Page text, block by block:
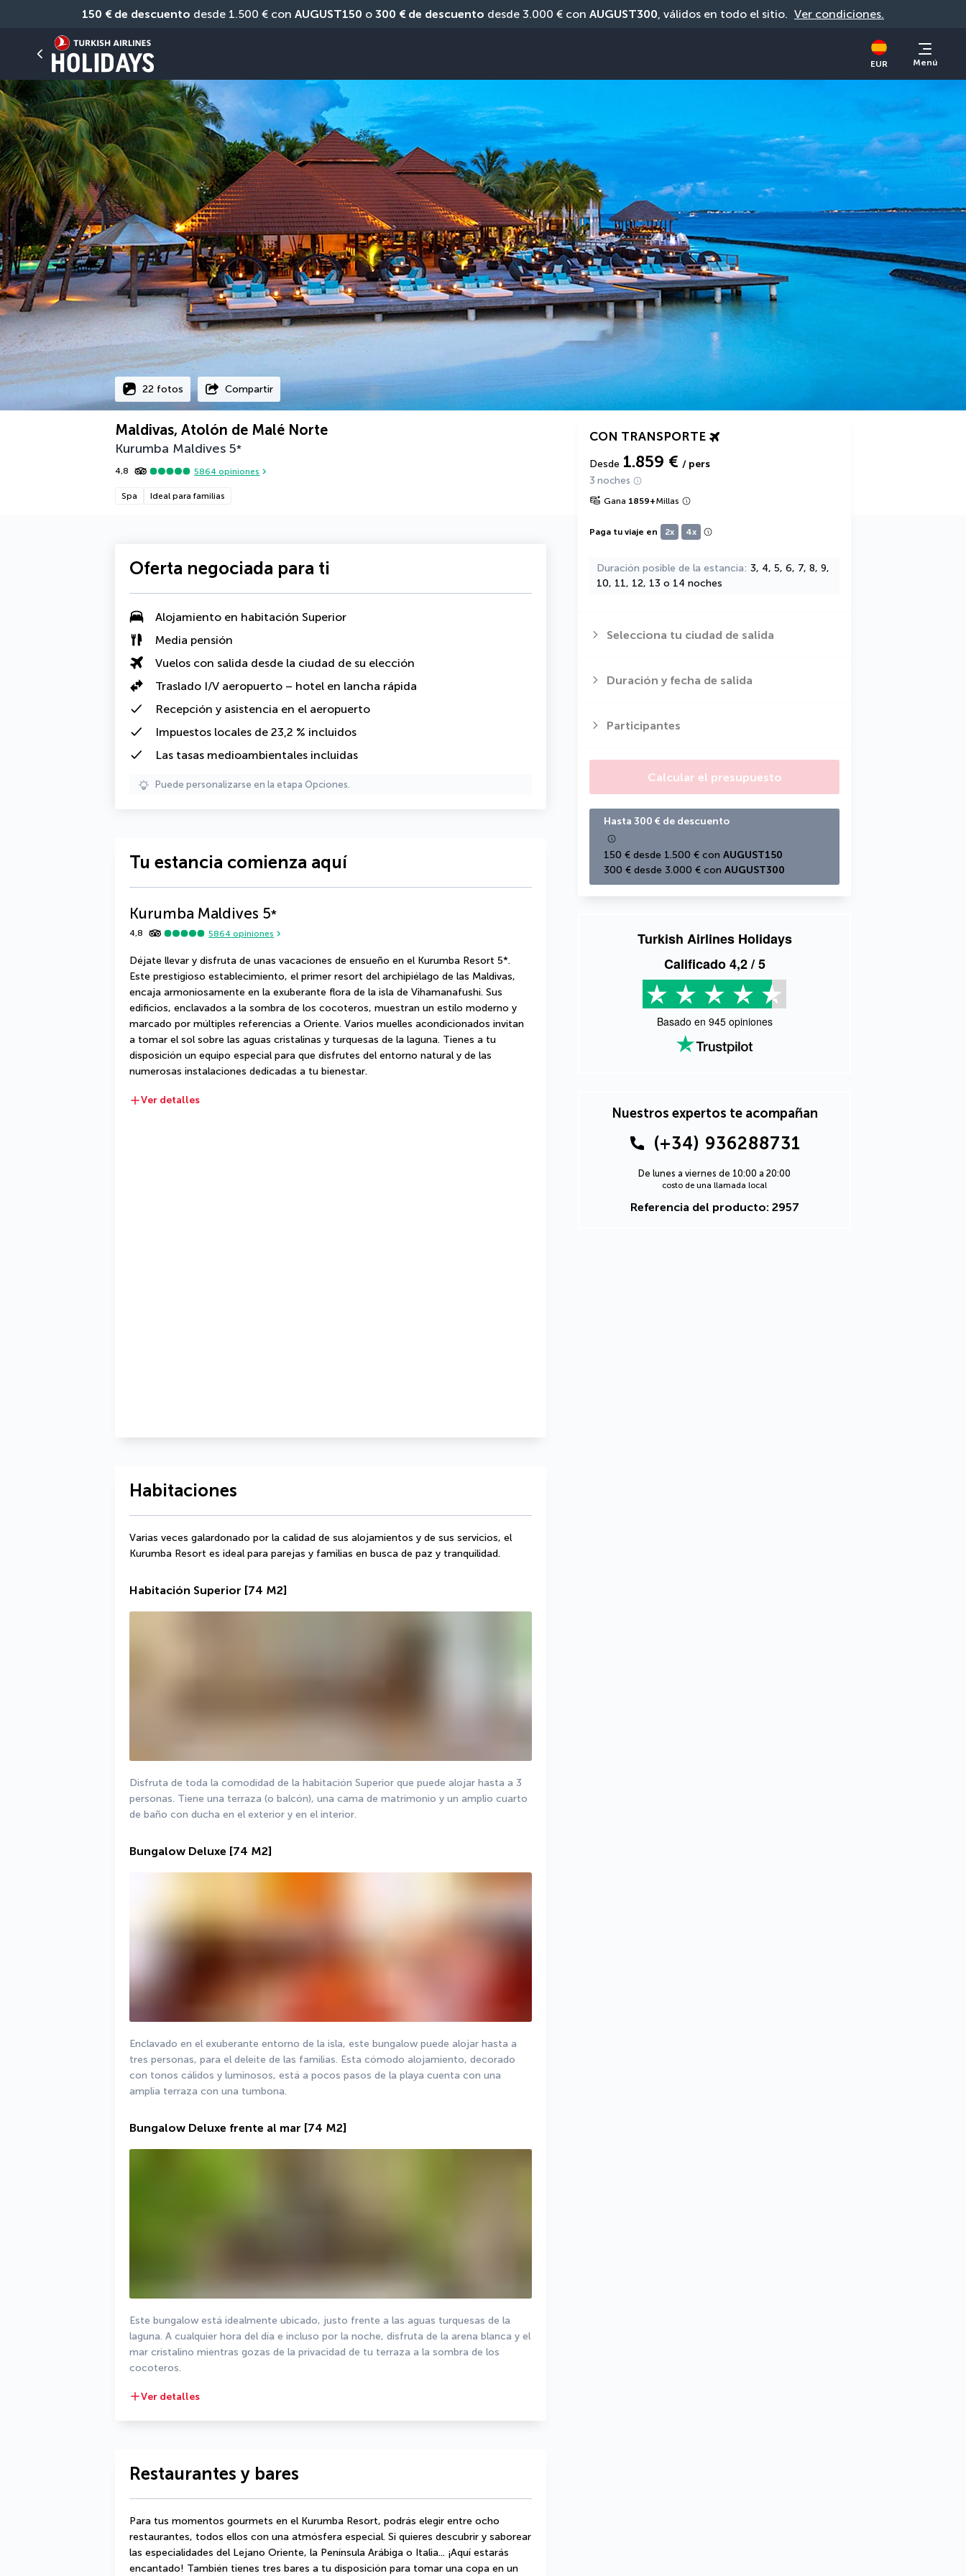
150 € de descuento desde 1.500 € con AUGUST150 o 300 € de descuento desde 3.000 € con AUGUST300, válidos en todo el sitio. Ver condiciones.
EUR Menú
22 fotos Compartir
Maldivas, Atolón de Malé Norte
Kurumba Maldives 5*
4,8 5864 opiniones
Spa Ideal para familias
CON TRANSPORTE
Desde 1.859 € / pers
3 noches
Gana 1859+Millas
Paga tu viaje en 2x 4x
Duración posible de la estancia 3, 4, 5, 6, 7, 8, 9,
10, 11, 12, 13 o 14 noches
Selecciona tu ciudad de salida
Duración y fecha de salida
Participantes
Calcular el presupuesto
Hasta 300 € de descuento
150 € desde 1.500 € con AUGUST150
300 € desde 3.000 € con AUGUST300
Turkish Airlines Holidays
Calificado4,2/ 5
Basado en 945opiniones
Nuestros expertos te acompañan
(+34) 936288731
De lunes a viernes de 10:00 a 20:00
costo de una llamada local
Referencia del producto: 2957
Oferta negociada para ti
Alojamiento en habitación Superior
Media pensión
Vuelos con salida desde la ciudad de su elección
Traslado I/V aeropuerto – hotel en lancha rápida
Recepción y asistencia en el aeropuerto
Impuestos locales de 23,2 % incluidos
Las tasas medioambientales incluidas
Puede personalizarse en la etapa Opciones.
Tu estancia comienza aquí
Kurumba Maldives 5*
4,8 5864 opiniones
Déjate llevar y disfruta de unas vacaciones de ensueño en el Kurumba Resort 5*.
Este prestigioso establecimiento, el primer resort del archipiélago de las Maldivas,
encaja armoniosamente en la exuberante flora de la isla de Vihamanafushi. Sus
edificios, enclavados a la sombra de los cocoteros, muestran un estilo moderno y
marcado por múltiples referencias a Oriente. Varios muelles acondicionados invitan
a tomar el sol sobre las aguas cristalinas y turquesas de la laguna. Tienes a tu
disposición un equipo especial para que disfrutes del entorno natural y de las
numerosas instalaciones dedicadas a tu bienestar.
Ver detalles
Habitaciones
Varias veces galardonado por la calidad de sus alojamientos y de sus servicios, el
Kurumba Resort es ideal para parejas y familias en busca de paz y tranquilidad.
Habitación Superior [74 M2]
Disfruta de toda la comodidad de la habitación Superior que puede alojar hasta a 3
personas. Tiene una terraza (o balcón), una cama de matrimonio y un amplio cuarto
de baño con ducha en el exterior y en el interior.
Bungalow Deluxe [74 M2]
Enclavado en el exuberante entorno de la isla, este bungalow puede alojar hasta a
tres personas, para el deleite de las familias. Esta cómodo alojamiento, decorado
con tonos cálidos y luminosos, está a pocos pasos de la playa cuenta con una
amplia terraza con una tumbona.
Bungalow Deluxe frente al mar [74 M2]
Este bungalow está idealmente ubicado, justo frente a las aguas turquesas de la
laguna. A cualquier hora del día e incluso por la noche, disfruta de la arena blanca y el
mar cristalino mientras gozas de la privacidad de tu terraza a la sombra de los
cocoteros.
Ver detalles
Restaurantes y bares
Para tus momentos gourmets en el Kurumba Resort, podrás elegir entre ocho
restaurantes, todos ellos con una atmósfera especial. Si quieres descubrir y saborear
las especialidades del Lejano Oriente, la Península Arábiga o Italia... ¡Aquí estarás
encantado! También tienes tres bares a tu disposición para tomar una copa en un